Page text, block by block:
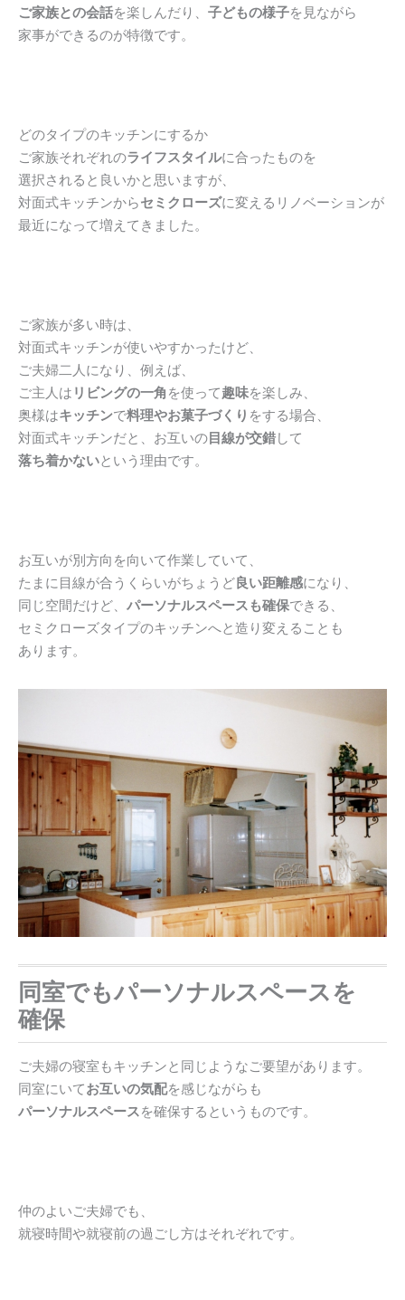
ご家族との会話を楽しんだり、 子どもの様子を見ながら
家事ができるのが特徴です。
どのタイプのキッチンにするか
ご家族それぞれのライフスタイルに合ったものを
選択されると良いかと思いますが、
対面式キッチンからセミクローズに変えるリノベーションが
最近になって増えてきました。
ご家族が多い時は、
対面式キッチンが使いやすかったけど、
ご夫婦二人になり、例えば、
ご主人は リビングの一角 を使って趣味を楽しみ、
奥様はキッチンで料理やお菓子づくり をする場合、
対面式キッチンだと、お互いの目線が交錯して
落ち着かないという理由です。
お互いが別方向を向いて作業していて、
たまに目線が合うくらいがちょうど良い距離感になり、
同じ空間だけど、 パーソナルスペースも確保できる、
セミクローズタイプのキッチンへと造り変えることも
あります。
同室でもパーソナルスペースを
確保
ご夫婦の寝室もキッチンと同じようなご要望があります。
同室にいてお互いの気配を感じながらも
パーソナルスペースを確保するというものです。
仲のよいご夫婦でも、
就寝時間や就寝前の過ごし方はそれぞれです。